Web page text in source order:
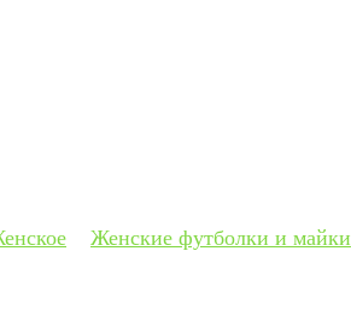
Женские футболки и майки